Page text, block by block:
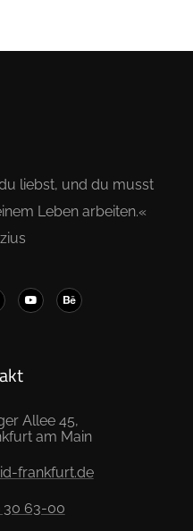
liebst, und du musst
Leben arbeiten.«
Allee 45,
am Main
frankfurt.de
30 63-00